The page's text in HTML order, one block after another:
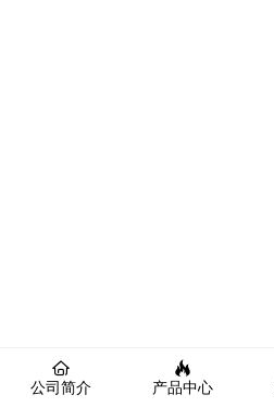
公司简介 产品中心